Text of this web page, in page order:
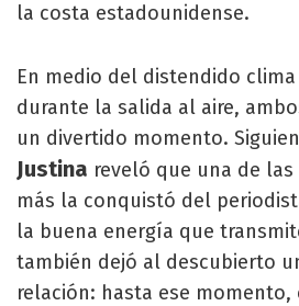
la costa estadounidense.
En medio del distendido
durante la salida al aire,
un divertido momento.
Justina reveló que una de
más la conquistó del
la buena energía que
también dejó al descubierto
relación: hasta ese